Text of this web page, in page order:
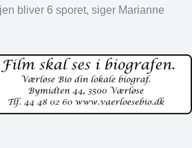
bliver 6 sporet, siger Marianne